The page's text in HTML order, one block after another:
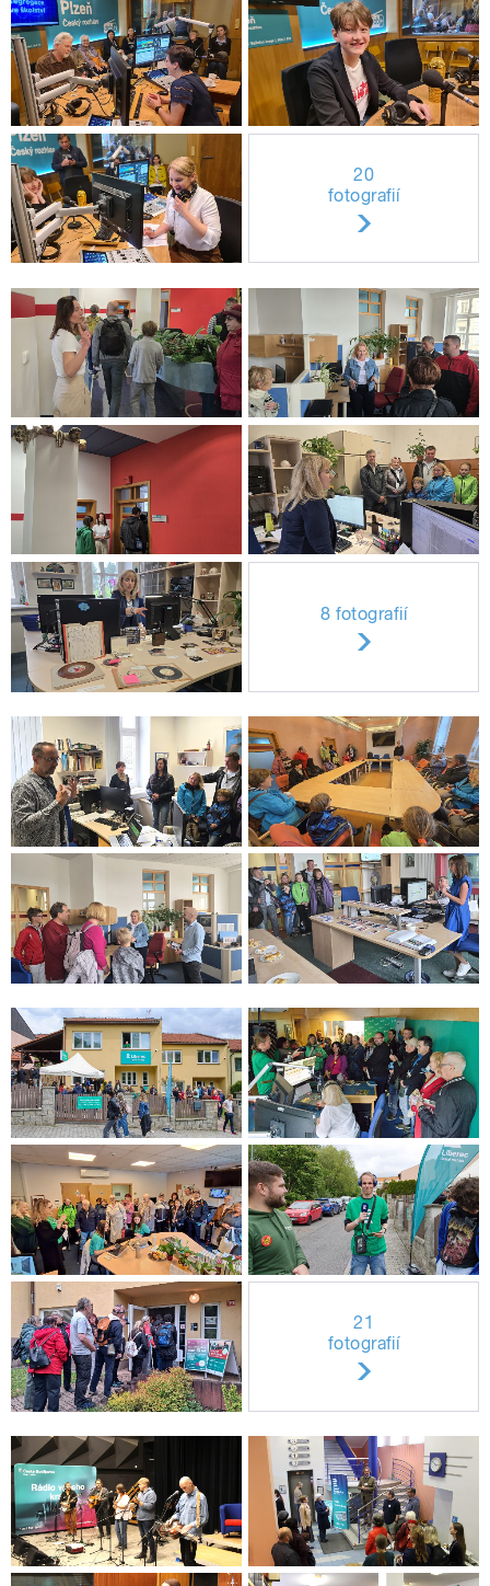
20
fotografií
8 fotografií
21
fotografií